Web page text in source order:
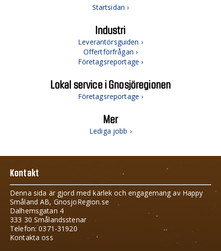
Startsidan ›
Industri
Leverantörsguiden ›
Offertförfrågan ›
Företagsreportage ›
Lokal service i Gnosjöregionen
Företagsreportage ›
Mer
Lediga jobb ›
Kontakt
Denna sida är gjord med kärlek och engagemang av Happy
Småland AB, GnosjoRegion.se
Dalhemsgatan 4
333 30 Smålandsstenar
Telefon: 0371-31920
Kontakta oss